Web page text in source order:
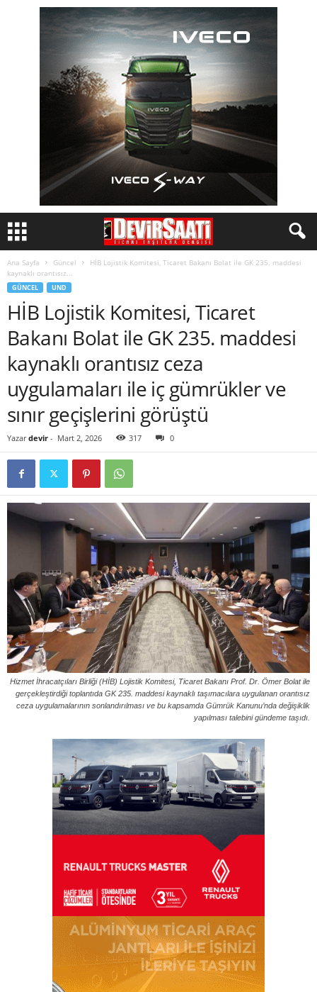
Ana Sayfa Güncel
HİB Lojistik Komitesi, Ticaret Bakanı Bolat ile GK 235. maddesi
kaynaklı orantısız...
GÜNCEL UND
HİB Lojistik Komitesi, Ticaret
Bakanı Bolat ile GK 235. maddesi
kaynaklı orantısız ceza
uygulamaları ile iç gümrükler ve
sınır geçişlerini görüştü
Yazar devir - Mart 2, 2026 317 0
Hizmet İhracatçıları Birliği (HİB) Lojistik Komitesi, Ticaret Bakanı Prof. Dr. Ömer Bolat ile
gerçekleştirdiği toplantıda GK 235. maddesi kaynaklı taşımacılara uygulanan orantısız
ceza uygulamalarının sonlandırılması ve bu kapsamda Gümrük Kanunu’nda değişiklik
yapılması talebini gündeme taşıdı.